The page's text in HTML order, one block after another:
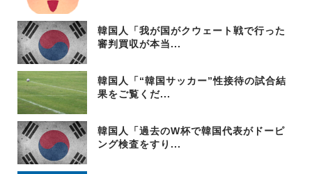
韓国人「我が国がクウェート戦で行った
審判買収が本当...
韓国人「“韓国サッカー”性接待の試合結
果をご覧くだ...
韓国人「過去のW杯で韓国代表がドーピ
ング検査をすり...